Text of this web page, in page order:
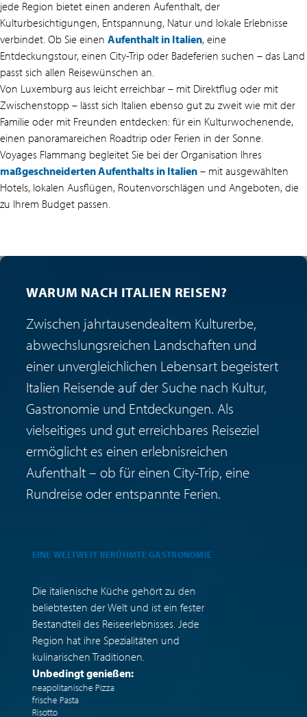
jede Region bietet einen anderen Aufenthalt, der
Kulturbesichtigungen, Entspannung, Natur und lokale Erlebnisse
verbindet. Ob Sie einen Aufenthalt in Italien, eine
Entdeckungstour, einen City-Trip oder Badeferien suchen – das Land
passt sich allen Reisewünschen an.
Von Luxemburg aus leicht erreichbar – mit Direktflug oder mit
Zwischenstopp – lässt sich Italien ebenso gut zu zweit wie mit der
Familie oder mit Freunden entdecken: für ein Kulturwochenende,
einen panoramareichen Roadtrip oder Ferien in der Sonne.
Voyages Flammang begleitet Sie bei der Organisation Ihres
maßgeschneiderten Aufenthalts in Italien – mit ausgewählten
Hotels, lokalen Ausflügen, Routenvorschlägen und Angeboten, die
zu Ihrem Budget passen.
WARUM NACH ITALIEN REISEN?
Zwischen jahrtausendealtem Kulturerbe,
abwechslungsreichen Landschaften und
einer unvergleichlichen Lebensart begeistert
Italien Reisende auf der Suche nach Kultur,
Gastronomie und Entdeckungen. Als
vielseitiges und gut erreichbares Reiseziel
ermöglicht es einen erlebnisreichen
Aufenthalt – ob für einen City-Trip, eine
Rundreise oder entspannte Ferien.
EINE WELTWEIT BERÜHMTE GASTRONOMIE
Die italienische Küche gehört zu den
beliebtesten der Welt und ist ein fester
Bestandteil des Reiseerlebnisses. Jede
Region hat ihre Spezialitäten und
kulinarischen Traditionen.
Unbedingt genießen:
neapolitanische Pizza
frische Pasta
Risotto